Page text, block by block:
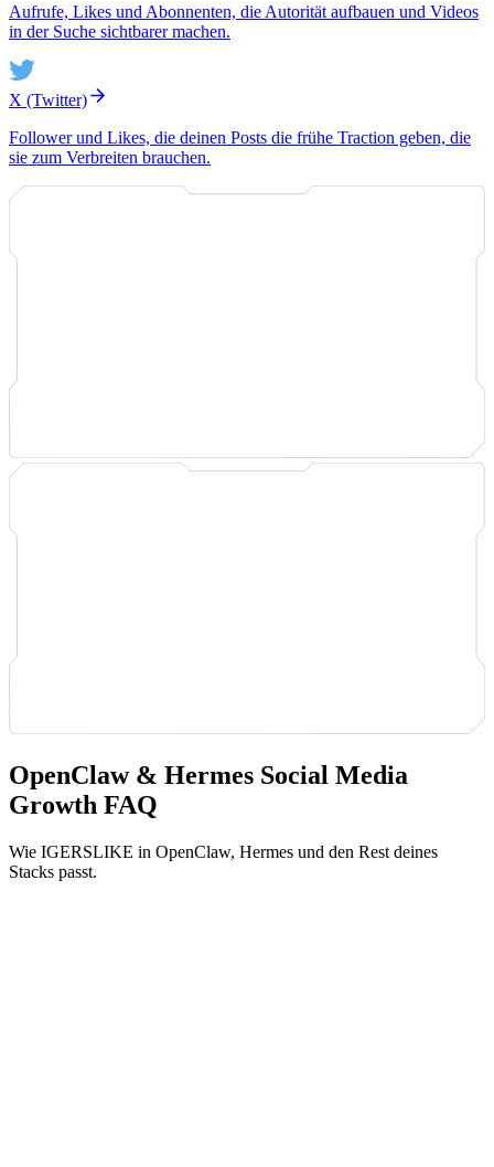
Aufrufe, Likes und Abonnenten, die Autorität aufbauen und Videos
in der Suche sichtbarer machen.
X (Twitter)
Follower und Likes, die deinen Posts die frühe Traction geben, die
sie zum Verbreiten brauchen.
OpenClaw & Hermes Social Media
Growth FAQ
Wie IGERSLIKE in OpenClaw, Hermes und den Rest deines
Stacks passt.